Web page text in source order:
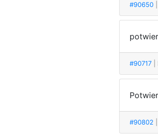
#90650
#90717
#90802